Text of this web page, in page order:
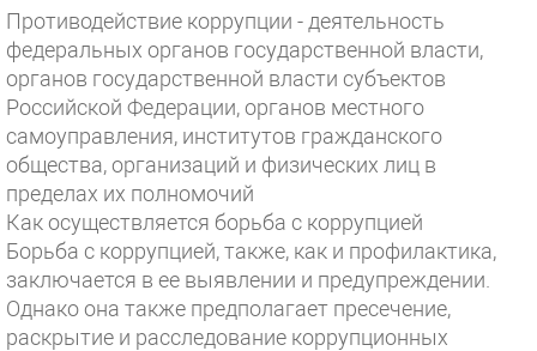
Противодействие коррупции - деятельность
федеральных органов государственной власти,
органов государственной власти субъектов
Российской Федерации, органов местного
самоуправления, институтов гражданского
общества, организаций и физических лиц в
пределах их полномочий
Как осуществляется борьба с коррупцией
Борьба с коррупцией, также, как и профилактика,
заключается в ее выявлении и предупреждении.
Однако она также предполагает пресечение,
раскрытие и расследование коррупционных